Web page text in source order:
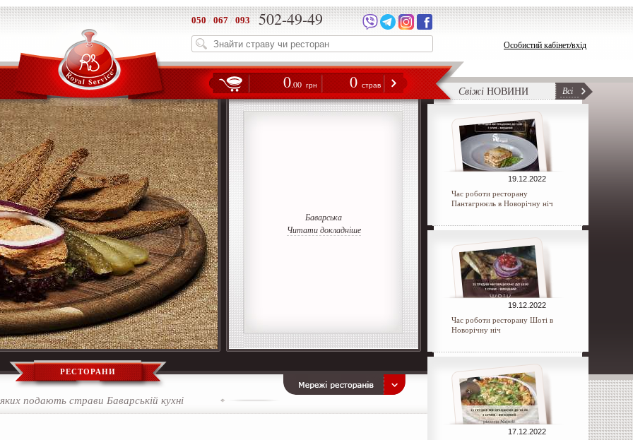
Особистий кабінет/вхід
050/ 067 /093 502-49-49
0.00 грн 0 страв
Баварська
Читати докладніше
РЕСТОРАНИ
подають страви Баварській кухні
Свіжі НОВИНИ Всі
19.12.2022
Час роботи ресторану
Пантагрюєль в Новорічну ніч
19.12.2022
Час роботи ресторану Шоті в
Новорічну ніч
17.12.2022